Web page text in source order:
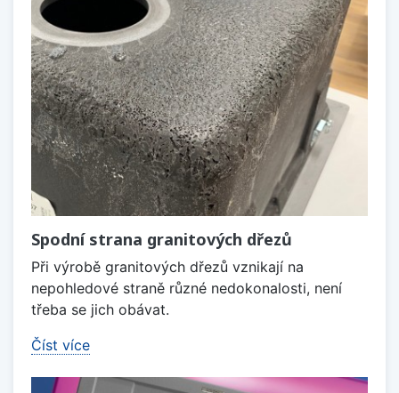
Spodní strana granitových dřezů
Při výrobě granitových dřezů vznikají na
nepohledové straně různé nedokonalosti, není
třeba se jich obávat.
Číst více